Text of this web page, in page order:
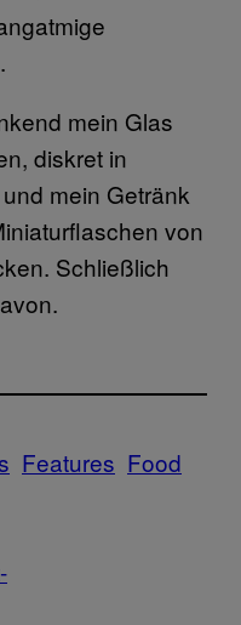
mein Glas
diskret in
mein Getränk
von
Schließlich
Features Food